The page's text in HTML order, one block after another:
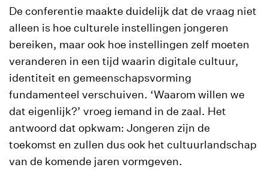
De conferentie maakte duidelijk dat de vraag niet
alleen is hoe culturele instellingen jongeren
bereiken, maar ook hoe instellingen zelf moeten
veranderen in een tijd waarin digitale cultuur,
identiteit en gemeenschapsvorming
fundamenteel verschuiven. ‘Waarom willen we
dat eigenlijk?’ vroeg iemand in de zaal. Het
antwoord dat opkwam: Jongeren zijn de
toekomst en zullen dus ook het cultuurlandschap
van de komende jaren vormgeven.